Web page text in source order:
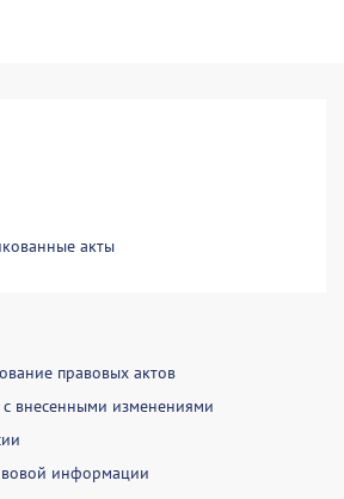
акты
правовых актов
с внесенными изменениями
информации